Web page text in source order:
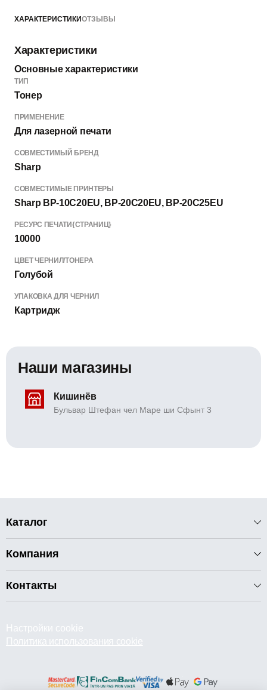
ХАРАКТЕРИСТИКИОТЗЫВЫ
Характеристики
Основные характеристики
ТИП
Тонер
ПРИМЕНЕНИЕ
Для лазерной печати
СОВМЕСТИМЫЙ БРЕНД
Sharp
СОВМЕСТИМЫЕ ПРИНТЕРЫ
Sharp BP-10C20EU, BP-20C20EU, BP-20C25EU
РЕСУРС ПЕЧАТИ{СТРАНИЦ}
10000
ЦВЕТ ЧЕРНИЛ/ТОНЕРА
Голубой
УПАКОВКА ДЛЯ ЧЕРНИЛ
Картридж
Наши магазины
Кишинёв
Бульвар Штефан чел Маре ши Сфынт 3
Каталог
Компания
Контакты
Настройки cookie
Политика использования cookie